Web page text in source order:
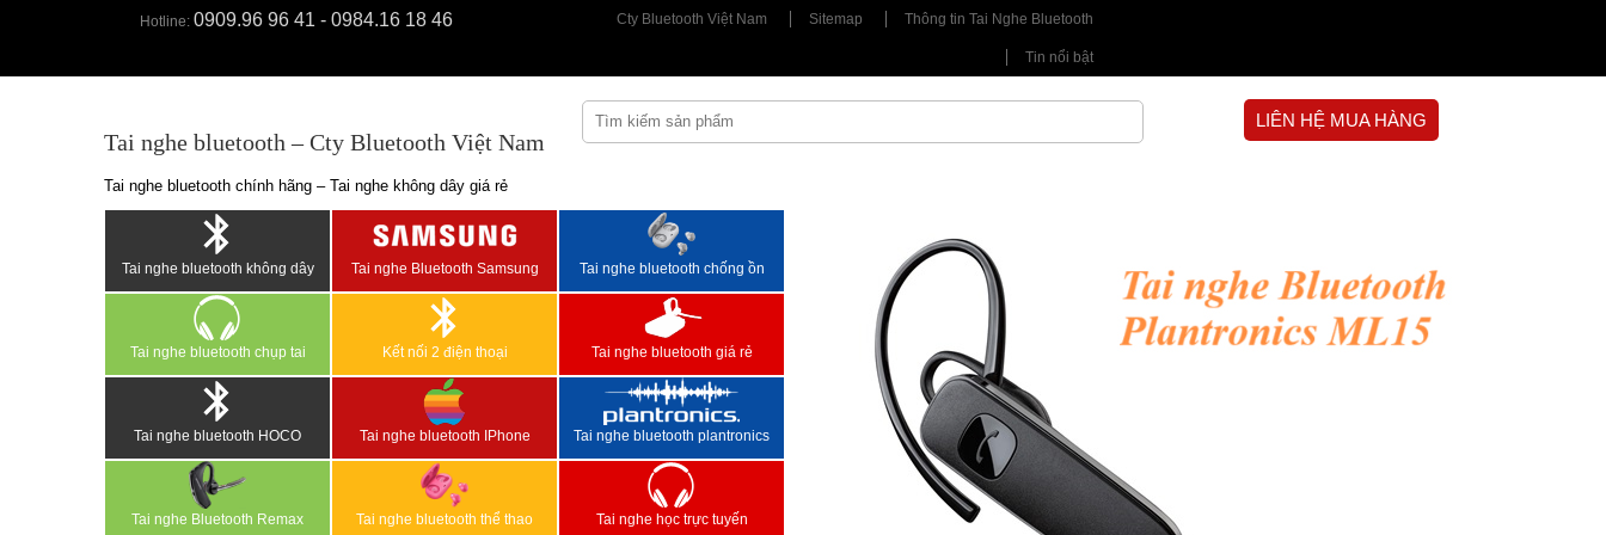
Hotline: 0909.96 96 41 - 0984.16 18 46 Cty Bluetooth Việt Nam Sitemap Thông tin Tai Nghe Bluetooth
Tin nổi bật
Tai nghe bluetooth – Cty Bluetooth Việt Nam
Tai nghe bluetooth chính hãng – Tai nghe không dây giá rẻ
LIÊN HỆ MUA HÀNG
Tai nghe bluetooth không dây Tai nghe Bluetooth Samsung Tai nghe bluetooth chống ồn
Tai nghe bluetooth chụp tai Kết nối 2 điện thoại Tai nghe bluetooth giá rẻ
Tai nghe bluetooth HOCO Tai nghe bluetooth IPhone Tai nghe bluetooth plantronics
Tai nghe Bluetooth Remax Tai nghe bluetooth thể thao Tai nghe học trực tuyến